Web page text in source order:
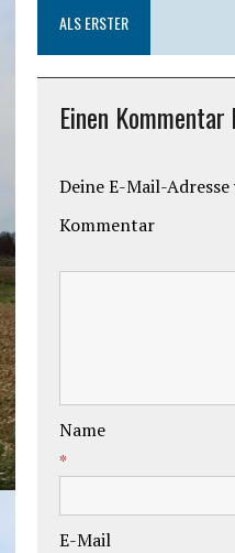
ALS ERSTER
Einen
Deine E-Mail-
Kommentar
Name
*
E-Mail